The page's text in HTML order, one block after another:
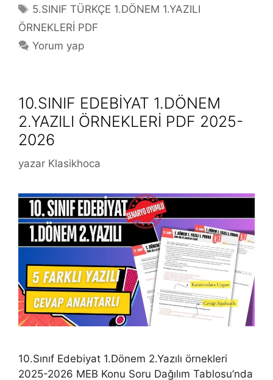
Etiketler
5.SINIF TÜRKÇE 1.DÖNEM 1.YAZILI
ÖRNEKLERİ PDF
Yorum yap
10.SINIF EDEBİYAT 1.DÖNEM
2.YAZILI ÖRNEKLERİ PDF 2025-
2026
yazar Klasikhoca
10.Sınıf Edebiyat 1.Dönem 2.Yazılı örnekleri
2025-2026 MEB Konu Soru Dağılım Tablosu’nda